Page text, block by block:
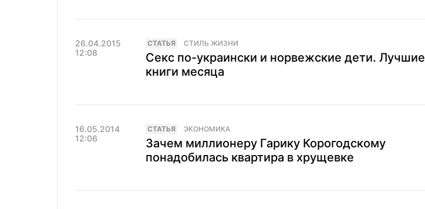
26.04.2015
12:08
CТАТЬЯ СТИЛЬ ЖИЗНИ
Секс по-украински и норвежские дети. Лучшие
книги месяца
16.05.2014
12:06
CТАТЬЯ ЭКОНОМИКА
Зачем миллионеру Гарику Корогодскому
понадобилась квартира в хрущевке